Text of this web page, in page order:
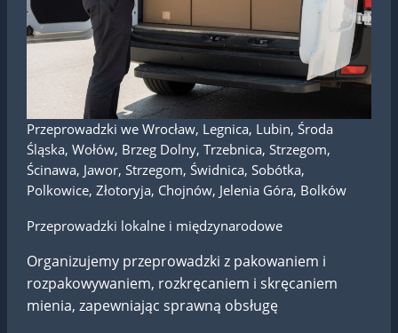
Przeprowadzki we Wrocław, Legnica, Lubin, Środa
Śląska, Wołów, Brzeg Dolny, Trzebnica, Strzegom,
Ścinawa, Jawor, Strzegom, Świdnica, Sobótka,
Polkowice, Złotoryja, Chojnów, Jelenia Góra, Bolków
Przeprowadzki lokalne i międzynarodowe
Organizujemy przeprowadzki z pakowaniem i
rozpakowywaniem, rozkręcaniem i skręcaniem
mienia, zapewniając sprawną obsługę